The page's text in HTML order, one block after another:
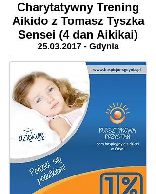
Charytatywny Trening
Aikido z Tomasz Tyszka
Sensei (4 dan Aikikai)
25.03.2017- Gdynia